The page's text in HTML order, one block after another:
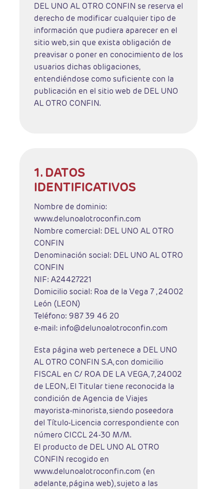
DEL UNO AL OTRO CONFIN se reserva el
derecho de modificar cualquier tipo de
información que pudiera aparecer en el
sitio web, sin que exista obligación de
preavisar o poner en conocimiento de los
usuarios dichas obligaciones,
entendiéndose como suficiente con la
publicación en el sitio web de DEL UNO
AL OTRO CONFIN.
1. DATOS
IDENTIFICATIVOS
Nombre de dominio:
www.delunoalotroconfin.com
Nombre comercial: DEL UNO AL OTRO
CONFIN
Denominación social: DEL UNO AL OTRO
CONFIN
NIF: A24427221
Domicilio social: Roa de la Vega 7 , 24002
León (LEON)
Teléfono: 987 39 46 20
e-mail: info@delunoalotroconfin.com
Esta página web pertenece a DEL UNO
AL OTRO CONFIN S.A, con domicilio
FISCAL en C/ ROA DE LA VEGA, 7, 24002
de LEON,. El Titular tiene reconocida la
condición de Agencia de Viajes
mayorista-minorista, siendo poseedora
del Título-Licencia correspondiente con
número CICCL 24-30 M/M.
El producto de DEL UNO AL OTRO
CONFIN recogido en
www.delunoalotroconfin.com (en
adelante, página web), sujeto a las